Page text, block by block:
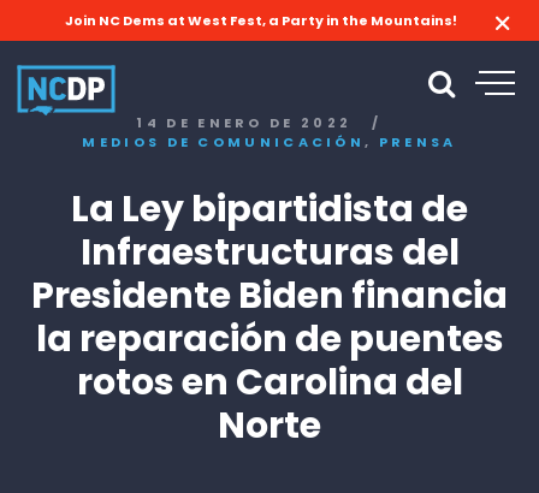
Join NC Dems at West Fest, a Party in the Mountains!
14 DE ENERO DE 2022
/
MEDIOS DE COMUNICACIÓN, PRENSA
La Ley bipartidista de
Infraestructuras del
Presidente Biden financia
la reparación de puentes
rotos en Carolina del
Norte